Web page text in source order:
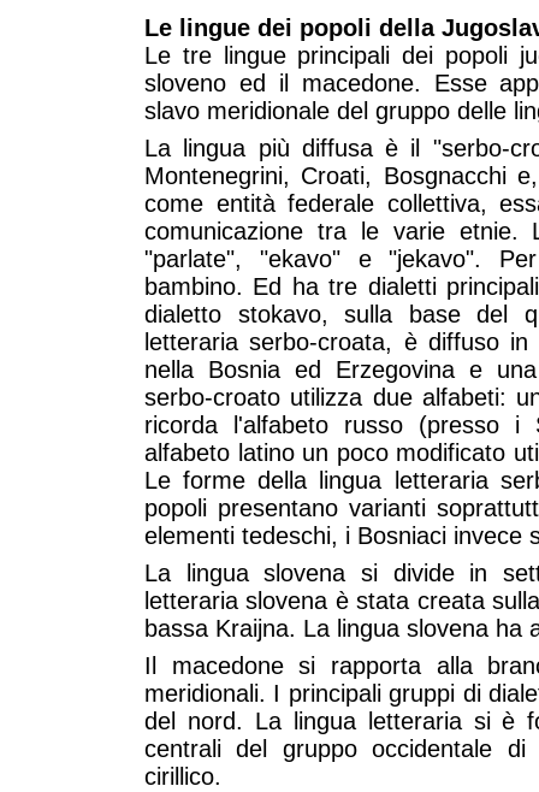
Le lingue dei popoli della
Le tre lingue principali dei popoli
sloveno ed il macedone. Esse
slavo meridionale del gruppo delle
La lingua più diffusa è il "serbo-
Montenegrini, Croati, Bosgnacchi
come entità federale collettiva,
comunicazione tra le varie etnie.
"parlate", "ekavo" e "jekavo".
bambino. Ed ha tre dialetti
dialetto stokavo, sulla base del
letteraria serbo-croata, è diffuso
nella Bosnia ed Erzegovina e
serbo-croato utilizza due alfabeti:
ricorda l'alfabeto russo (presso
alfabeto latino un poco modificato
Le forme della lingua letteraria
popoli presentano varianti
elementi tedeschi, i Bosniaci invece
La lingua slovena si divide in
letteraria slovena è stata creata
bassa Kraijna. La lingua slovena ha
Il macedone si rapporta alla
meridionali. I principali gruppi di
del nord. La lingua letteraria si è
centrali del gruppo occidentale
cirillico.